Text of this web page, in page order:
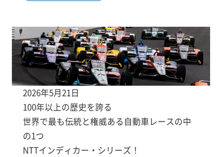
2026年5月21日
100年以上の歴史を誇る
世界で最も伝統と権威ある自動車レースの中
の1つ
NTTインディカー・シリーズ！